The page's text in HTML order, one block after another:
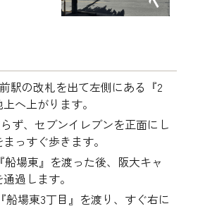
駅の改札を出て左側にある『2
へ上がります。
ず、セブンイレブンを正面にし
っすぐ歩きます。
船場東』を渡った後、阪大キャ
過します。
船場東3丁目』を渡り、すぐ右に